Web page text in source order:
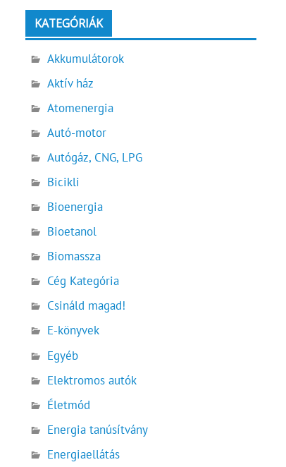
KATEGÓRIÁK
Akkumulátorok
Aktív ház
Atomenergia
Autó-motor
Autógáz, CNG, LPG
Bicikli
Bioenergia
Bioetanol
Biomassza
Cég Kategória
Csináld magad!
E-könyvek
Egyéb
Elektromos autók
Életmód
Energia tanúsítvány
Energiaellátás